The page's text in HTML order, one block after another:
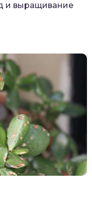
и выращивание